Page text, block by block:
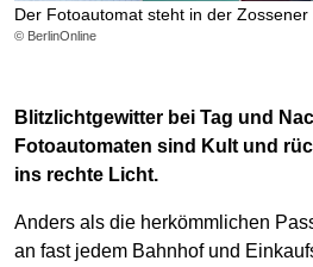
Der Fotoautomat steht in der
© BerlinOnline
Blitzlichtgewitter bei Tag und
Fotoautomaten sind Kult und
ins rechte Licht.
Anders als die herkömmlichen
an fast jedem Bahnhof und